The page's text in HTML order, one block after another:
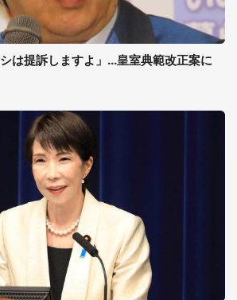
は提訴しますよ」...皇室典範改正案に